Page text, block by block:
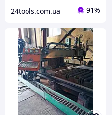
24tools.com.ua 91%